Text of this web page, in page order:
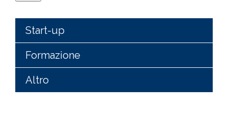
Start-up
Formazione
Altro